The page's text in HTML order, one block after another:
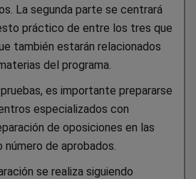
La segunda parte se centrará
práctico de entre los tres que
también estarán relacionados
del programa.
es importante prepararse
especializados con
de oposiciones en las
de aprobados.
se realiza siguiendo